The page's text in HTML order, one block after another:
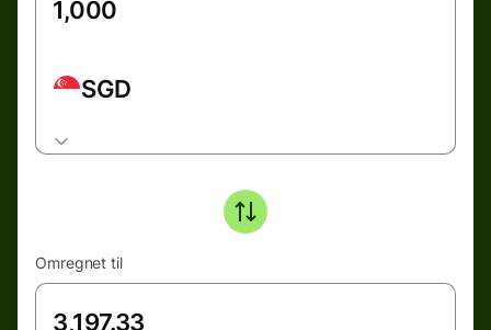
SGD
Omregnet til